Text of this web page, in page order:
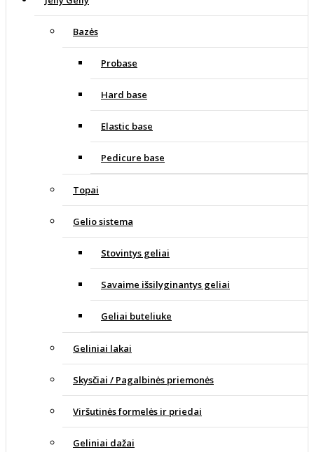
Bazės
Probase
Hard base
Elastic base
Pedicure base
Topai
Gelio sistema
Stovintys geliai
Savaime išsilyginantys geliai
Geliai buteliuke
Geliniai lakai
Skysčiai / Pagalbinės priemonės
Viršutinės formelės ir priedai
Geliniai dažai